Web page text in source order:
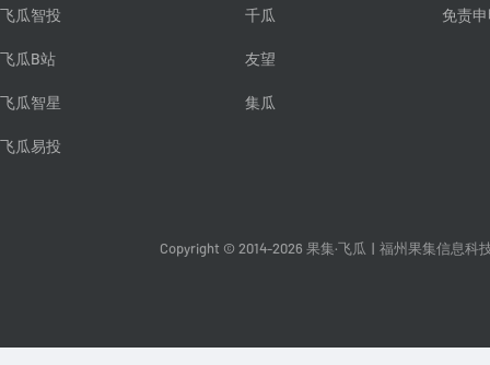
飞瓜智投
飞瓜B站
飞瓜智星
飞瓜易投
千瓜
友望
集瓜
免责
Copyright © 2014-2026 果集·飞瓜 福州果集信息科